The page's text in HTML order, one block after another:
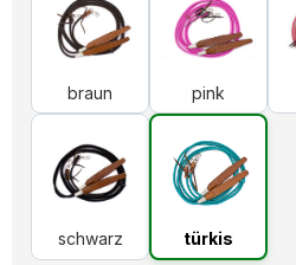
braun
braun
pink
pink
schwarz
schwarz
türkis
türkis